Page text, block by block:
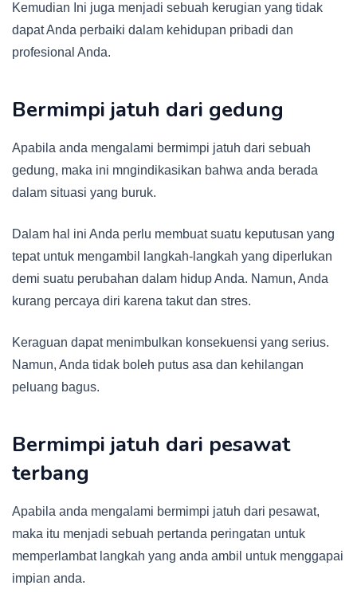
Kemudian Ini juga menjadi sebuah kerugian yang tidak
dapat Anda perbaiki dalam kehidupan pribadi dan
profesional Anda.
Bermimpi jatuh dari gedung
Apabila anda mengalami bermimpi jatuh dari sebuah
gedung, maka ini mngindikasikan bahwa anda berada
dalam situasi yang buruk.
Dalam hal ini Anda perlu membuat suatu keputusan yang
tepat untuk mengambil langkah-langkah yang diperlukan
demi suatu perubahan dalam hidup Anda. Namun, Anda
kurang percaya diri karena takut dan stres.
Keraguan dapat menimbulkan konsekuensi yang serius.
Namun, Anda tidak boleh putus asa dan kehilangan
peluang bagus.
Bermimpi jatuh dari pesawat
terbang
Apabila anda mengalami bermimpi jatuh dari pesawat,
maka itu menjadi sebuah pertanda peringatan untuk
memperlambat langkah yang anda ambil untuk menggapai
impian anda.